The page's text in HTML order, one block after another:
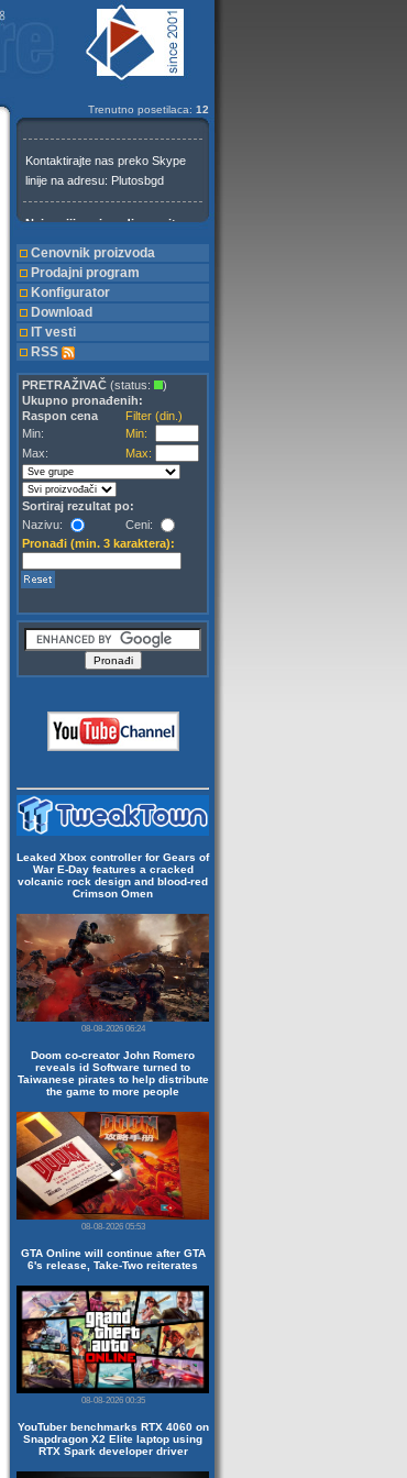
Trenutno posetilaca: 12
Cenovnik proizvoda
Prodajni program
Konfigurator
Download
IT vesti
RSS
PRETRAŽIVAČ (status:
)
Ukupno pronađenih:
Raspon cena
Filter (din.)
Min:
Min:
Max:
Max:
Sortiraj rezultat po:
Nazivu:
Ceni:
Pronađi (min. 3 karaktera):
Leaked Xbox controller for Gears of
War E-Day features a cracked
volcanic rock design and blood-red
Crimson Omen
08-08-2026 06:24
Doom co-creator John Romero
reveals id Software turned to
Taiwanese pirates to help distribute
the game to more people
08-08-2026 05:53
GTA Online will continue after GTA
6's release, Take-Two reiterates
08-08-2026 00:35
YouTuber benchmarks RTX 4060 on
Snapdragon X2 Elite laptop using
RTX Spark developer driver